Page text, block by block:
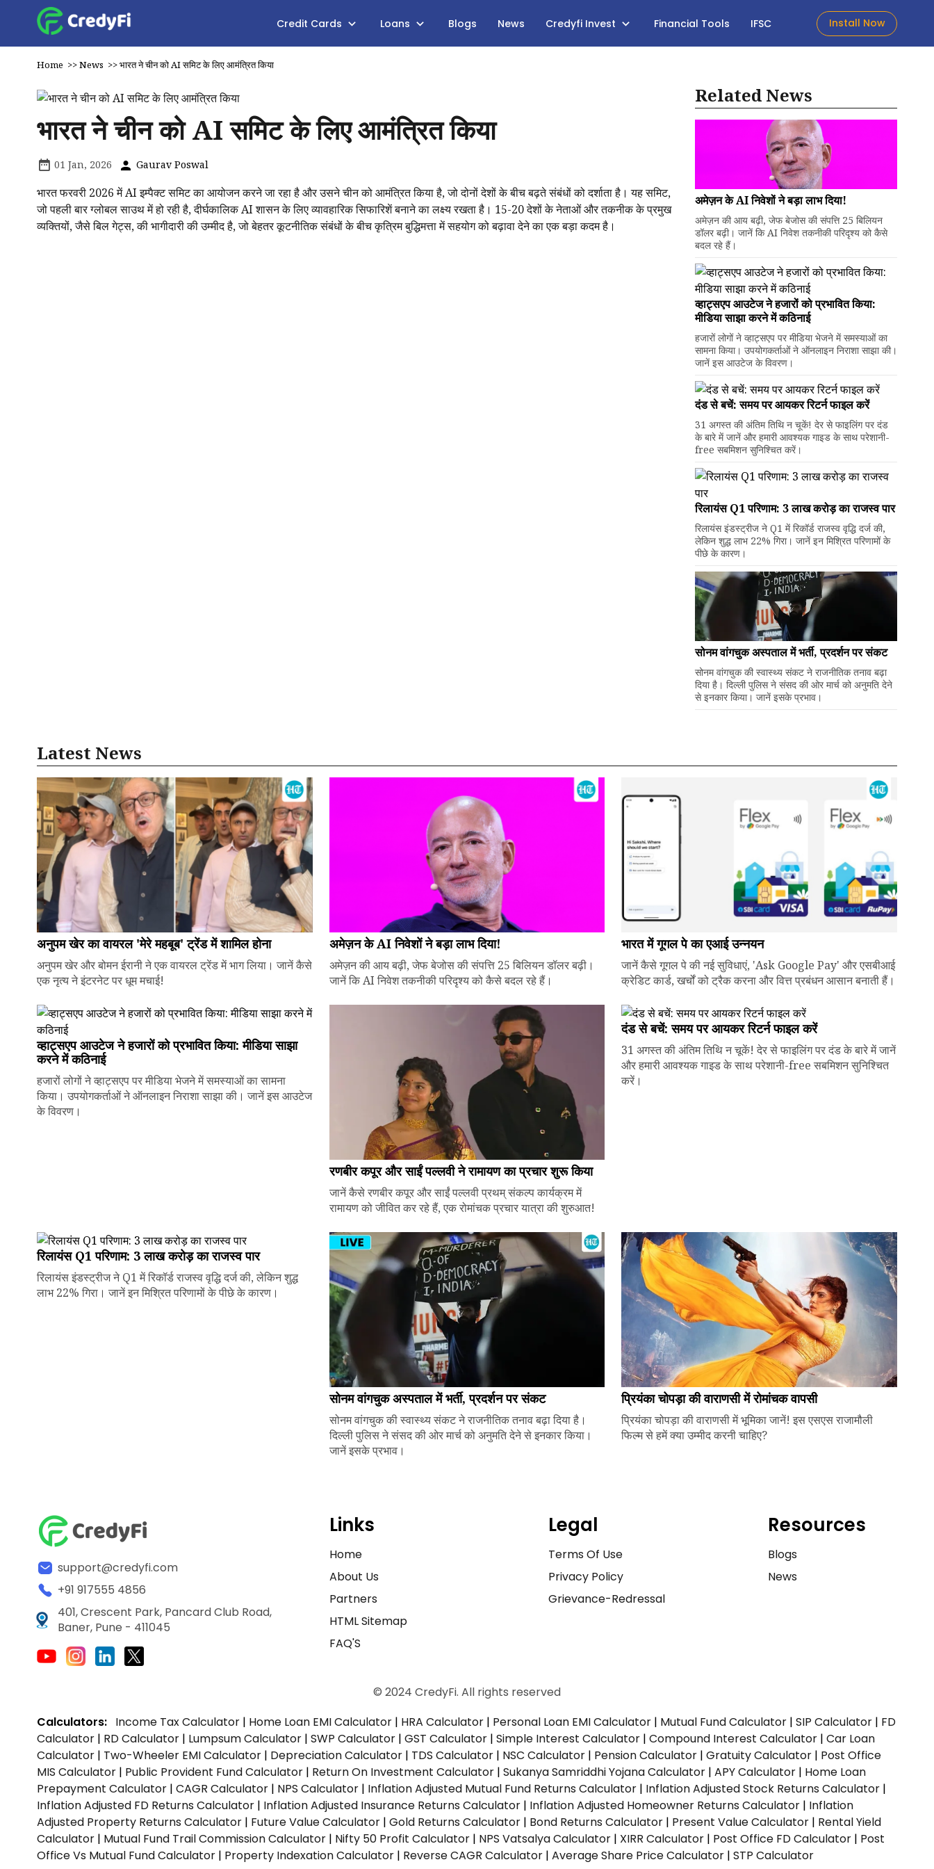
Credit Cards Loans Blogs News Credyfi Invest Financial Tools IFSC Install Now
Home >>News >>भारत ने चीन को AI समिट के लिए आमंत्रित किया
भारत ने चीन को AI समिट के लिए आमंत्रित किया
01 Jan, 2026 Gaurav Poswal
भारत फरवरी 2026 में AI इम्पैक्ट समिट का आयोजन करने जा रहा है और उसने चीन को आमंत्रित किया है, जो दोनों देशों के बीच बढ़ते संबंधों को दर्शाता है। यह समिट,
जो पहली बार ग्लोबल साउथ में हो रही है, दीर्घकालिक AI शासन के लिए व्यावहारिक सिफारिशें बनाने का लक्ष्य रखता है। 15-20 देशों के नेताओं और तकनीक के प्रमुख
व्यक्तियों, जैसे बिल गेट्स, की भागीदारी की उम्मीद है, जो बेहतर कूटनीतिक संबंधों के बीच कृत्रिम बुद्धिमत्ता में सहयोग को बढ़ावा देने का एक बड़ा कदम है।
Related News
अमेज़न के AI निवेशों ने बड़ा लाभ दिया!
अमेज़न की आय बढ़ी, जेफ बेजोस की संपत्ति 25 बिलियन
डॉलर बढ़ी। जानें कि AI निवेश तकनीकी परिदृश्य को कैसे
बदल रहे हैं।
व्हाट्सएप आउटेज ने हजारों को प्रभावित किया:
मीडिया साझा करने में कठिनाई
हजारों लोगों ने व्हाट्सएप पर मीडिया भेजने में समस्याओं का
सामना किया। उपयोगकर्ताओं ने ऑनलाइन निराशा साझा की।
जानें इस आउटेज के विवरण।
दंड से बचें: समय पर आयकर रिटर्न फाइल करें
31 अगस्त की अंतिम तिथि न चूकें! देर से फाइलिंग पर दंड
के बारे में जानें और हमारी आवश्यक गाइड के साथ परेशानी-
free सबमिशन सुनिश्चित करें।
रिलायंस Q1 परिणाम: ₹3 लाख करोड़ का राजस्व पार
रिलायंस इंडस्ट्रीज ने Q1 में रिकॉर्ड राजस्व वृद्धि दर्ज की,
लेकिन शुद्ध लाभ 22% गिरा। जानें इन मिश्रित परिणामों के
पीछे के कारण।
सोनम वांगचुक अस्पताल में भर्ती, प्रदर्शन पर संकट
सोनम वांगचुक की स्वास्थ्य संकट ने राजनीतिक तनाव बढ़ा
दिया है। दिल्ली पुलिस ने संसद की ओर मार्च को अनुमति देने
से इनकार किया। जानें इसके प्रभाव।
Latest News
अनुपम खेर का वायरल 'मेरे महबूब' ट्रेंड में शामिल होना
अनुपम खेर और बोमन ईरानी ने एक वायरल ट्रेंड में भाग लिया। जानें कैसे
एक नृत्य ने इंटरनेट पर धूम मचाई!
अमेज़न के AI निवेशों ने बड़ा लाभ दिया!
अमेज़न की आय बढ़ी, जेफ बेजोस की संपत्ति 25 बिलियन डॉलर बढ़ी।
जानें कि AI निवेश तकनीकी परिदृश्य को कैसे बदल रहे हैं।
भारत में गूगल पे का एआई उन्नयन
जानें कैसे गूगल पे की नई सुविधाएं, 'Ask Google Pay' और एसबीआई
क्रेडिट कार्ड, खर्चों को ट्रैक करना और वित्त प्रबंधन आसान बनाती हैं।
व्हाट्सएप आउटेज ने हजारों को प्रभावित किया: मीडिया साझा
करने में कठिनाई
हजारों लोगों ने व्हाट्सएप पर मीडिया भेजने में समस्याओं का सामना
किया। उपयोगकर्ताओं ने ऑनलाइन निराशा साझा की। जानें इस आउटेज
के विवरण।
रणबीर कपूर और साईं पल्लवी ने रामायण का प्रचार शुरू किया
जानें कैसे रणबीर कपूर और साईं पल्लवी प्रथम् संकल्प कार्यक्रम में
रामायण को जीवित कर रहे हैं, एक रोमांचक प्रचार यात्रा की शुरुआत!
दंड से बचें: समय पर आयकर रिटर्न फाइल करें
31 अगस्त की अंतिम तिथि न चूकें! देर से फाइलिंग पर दंड के बारे में जानें
और हमारी आवश्यक गाइड के साथ परेशानी-free सबमिशन सुनिश्चित
करें।
रिलायंस Q1 परिणाम: ₹3 लाख करोड़ का राजस्व पार
रिलायंस इंडस्ट्रीज ने Q1 में रिकॉर्ड राजस्व वृद्धि दर्ज की, लेकिन शुद्ध
लाभ 22% गिरा। जानें इन मिश्रित परिणामों के पीछे के कारण।
सोनम वांगचुक अस्पताल में भर्ती, प्रदर्शन पर संकट
सोनम वांगचुक की स्वास्थ्य संकट ने राजनीतिक तनाव बढ़ा दिया है।
दिल्ली पुलिस ने संसद की ओर मार्च को अनुमति देने से इनकार किया।
जानें इसके प्रभाव।
प्रियंका चोपड़ा की वाराणसी में रोमांचक वापसी
प्रियंका चोपड़ा की वाराणसी में भूमिका जानें! इस एसएस राजामौली
फिल्म से हमें क्या उम्मीद करनी चाहिए?
support@credyfi.com
+91 917555 4856
401, Crescent Park, Pancard Club Road,
Baner, Pune - 411045
Links
Home
About Us
Partners
HTML Sitemap
FAQ'S
Legal
Terms Of Use
Privacy Policy
Grievance-Redressal
Resources
Blogs
News
© 2024 CredyFi. All rights reserved
Calculators: Income Tax Calculator | Home Loan EMI Calculator | HRA Calculator | Personal Loan EMI Calculator | Mutual Fund Calculator | SIP Calculator | FD
Calculator | RD Calculator | Lumpsum Calculator | SWP Calculator | GST Calculator | Simple Interest Calculator | Compound Interest Calculator | Car Loan
Calculator | Two-Wheeler EMI Calculator | Depreciation Calculator | TDS Calculator | NSC Calculator | Pension Calculator | Gratuity Calculator | Post Office
MIS Calculator | Public Provident Fund Calculator | Return On Investment Calculator | Sukanya Samriddhi Yojana Calculator | APY Calculator | Home Loan
Prepayment Calculator | CAGR Calculator | NPS Calculator | Inflation Adjusted Mutual Fund Returns Calculator | Inflation Adjusted Stock Returns Calculator |
Inflation Adjusted FD Returns Calculator | Inflation Adjusted Insurance Returns Calculator | Inflation Adjusted Homeowner Returns Calculator | Inflation
Adjusted Property Returns Calculator | Future Value Calculator | Gold Returns Calculator | Bond Returns Calculator | Present Value Calculator | Rental Yield
Calculator | Mutual Fund Trail Commission Calculator | Nifty 50 Profit Calculator | NPS Vatsalya Calculator | XIRR Calculator | Post Office FD Calculator | Post
Office Vs Mutual Fund Calculator | Property Indexation Calculator | Reverse CAGR Calculator | Average Share Price Calculator | STP Calculator